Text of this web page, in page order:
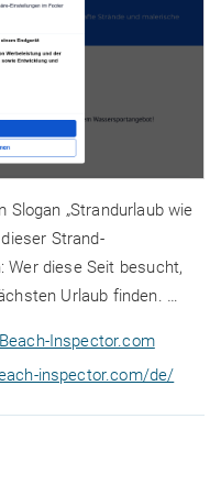
„Strandurlaub wie
Strand-
diese Seit besucht,
Urlaub finden. …
Inspector.com
inspector.com/de/